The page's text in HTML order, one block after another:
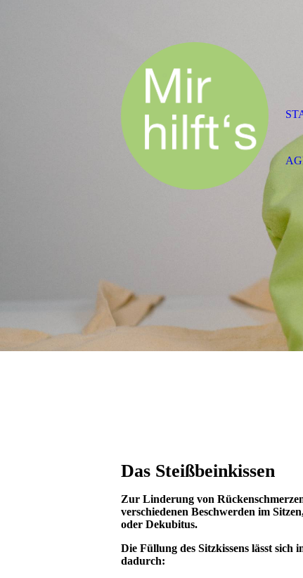
Das Steißbeinkissen
Zur Linderung von
verschiedenen Beschwerden im
oder Dekubitus.
Die Füllung des Sitzkissens lässt sich
dadurch: